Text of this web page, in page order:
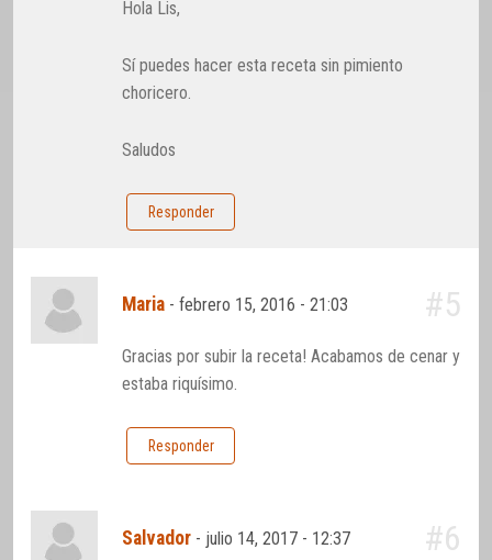
Hola Lis,
Sí puedes hacer esta receta sin pimiento
choricero.
Saludos
Responder
Maria -febrero 15, 2016 - 21:03 #5
Gracias por subir la receta! Acabamos de cenar y
estaba riquísimo.
Responder
Salvador - julio 14, 2017 - 12:37 #6